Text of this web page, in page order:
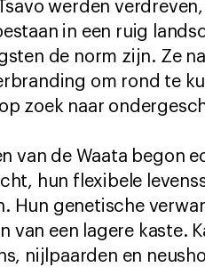
werden
in een ruig
de norm zijn. Ze
om rond te
zoek naar
van de Waata begon
hun flexibele
Hun genetische
van een lagere kaste.
nijlpaarden en